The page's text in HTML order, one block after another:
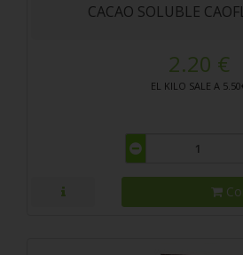
CACAO SOLUBLE
2.20 €
EL KILO SALE A